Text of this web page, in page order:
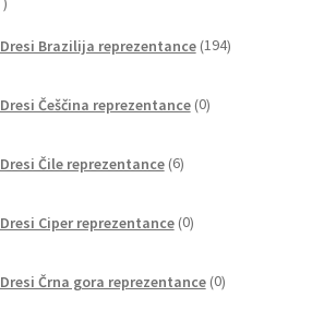
Dresi Brazilija reprezentance 194izdelkov
Dresi Češčina reprezentance 0izdelkov
Dresi Čile reprezentance 6izdelkov
Dresi Ciper reprezentance 0izdelkov
Dresi Črna gora reprezentance 0izdelkov